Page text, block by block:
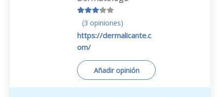
(3 opiniones)
https://dermalicante.c
om/
Añadir opinión